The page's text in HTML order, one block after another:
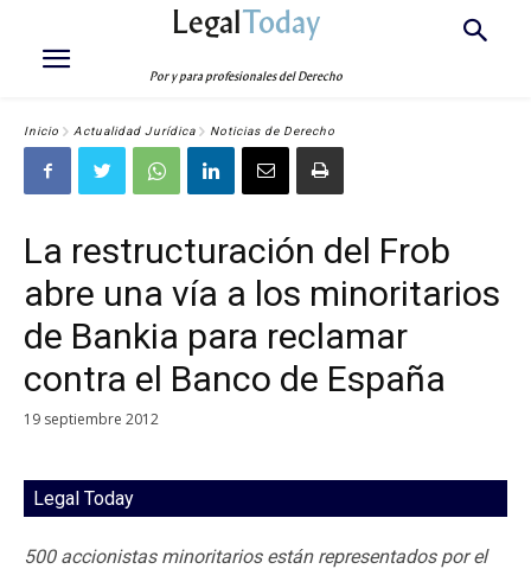
LegalToday
Por y para profesionales del Derecho
Inicio Actualidad Jurídica Noticias de Derecho
La restructuración del Frob
abre una vía a los minoritarios
de Bankia para reclamar
contra el Banco de España
19 septiembre 2012
Legal Today
500 accionistas minoritarios están representados por el